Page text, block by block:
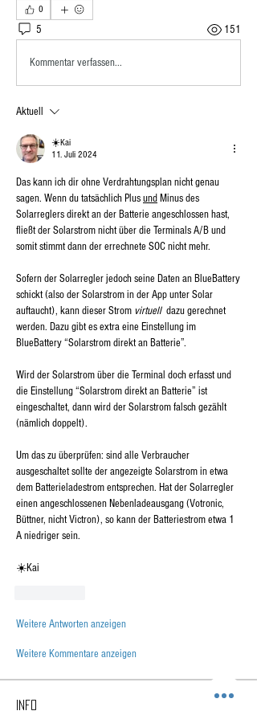
0
5 151
Kommentar verfassen...
Aktuell
☀️Kai
11. Juli 2024
Das kann ich dir ohne Verdrahtungsplan nicht genau
sagen. Wenn du tatsächlich Plus und Minus des
Solarreglers direkt an der Batterie angeschlossen hast,
fließt der Solarstrom nicht über die Terminals A/B und
somit stimmt dann der errechnete SOC nicht mehr.
Sofern der Solarregler jedoch seine Daten an BlueBattery
schickt (also der Solarstrom in der App unter Solar
auftaucht), kann dieser Strom virtuell
  dazu gerechnet
werden. Dazu gibt es extra eine Einstellung im
BlueBattery “Solarstrom direkt an Batterie”.
Wird der Solarstrom über die Terminal doch erfasst und
die Einstellung “Solarstrom direkt an Batterie” ist
eingeschaltet, dann wird der Solarstrom falsch gezählt
(nämlich doppelt).
Um das zu überprüfen: sind alle Verbraucher
ausgeschaltet sollte der angezeigte Solarstrom in etwa
dem Batterieladestrom entsprechen. Hat der Solarregler
einen angeschlossenen Nebenladeausgang (Votronic,
Büttner, nicht Victron), so kann der Batteriestrom etwa 1
A niedriger sein.
☀️Kai
Weitere Antworten anzeigen
Weitere Kommentare anzeigen
Info